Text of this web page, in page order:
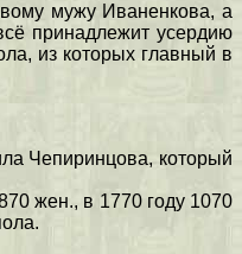
мужу Иваненкова, а
принадлежит усердию
из которых главный в
Чепиринцова, который
жен., в 1770 году 1070